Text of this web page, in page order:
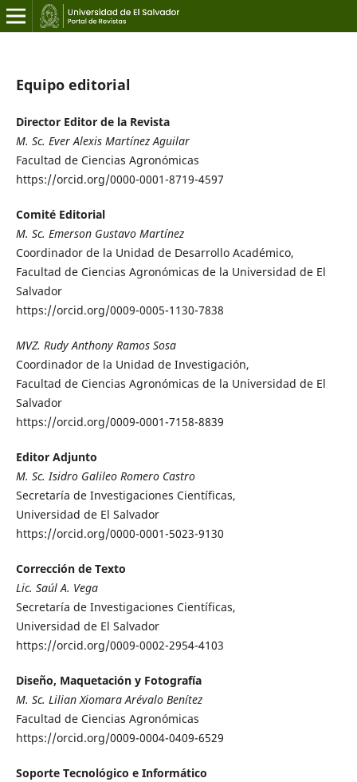
Equipo editorial
Director Editor de la Revista
M. Sc. Ever Alexis Martínez Aguilar
Facultad de Ciencias Agronómicas
https://orcid.org/0000-0001-8719-4597
Comité Editorial
M. Sc. Emerson Gustavo Martínez
Coordinador de la Unidad de Desarrollo Académico,
Facultad de Ciencias Agronómicas de la Universidad de El
Salvador
https://orcid.org/0009-0005-1130-7838
MVZ. Rudy Anthony Ramos Sosa
Coordinador de la Unidad de Investigación,
Facultad de Ciencias Agronómicas de la Universidad de El
Salvador
https://orcid.org/0009-0001-7158-8839
Editor Adjunto
M. Sc. Isidro Galileo Romero Castro
Secretaría de Investigaciones Científicas,
Universidad de El Salvador
https://orcid.org/0000-0001-5023-9130
Corrección de Texto
Lic. Saúl A. Vega
Secretaría de Investigaciones Científicas,
Universidad de El Salvador
https://orcid.org/0009-0002-2954-4103
Diseño, Maquetación y Fotografía
M. Sc. Lilian Xiomara Arévalo Benítez
Facultad de Ciencias Agronómicas
https://orcid.org/0009-0004-0409-6529
Soporte Tecnológico e Informático